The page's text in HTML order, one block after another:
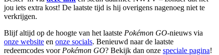
jou iets extra kost! De laatste tijd is hij overigens nagenoeg niet te
verkrijgen.
Blijf altijd op de hoogte van het laatste Pokémon GO-nieuws via
onze website en onze socials. Benieuwd naar de laatste
redeemcodes voor Pokémon GO? Bekijk dan onze speciale pagina!